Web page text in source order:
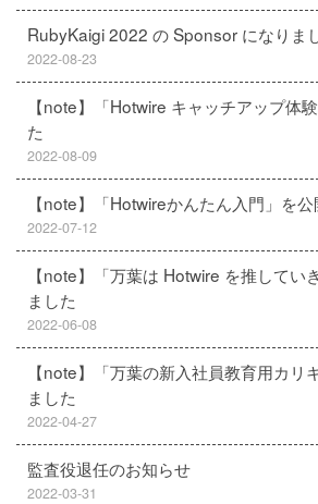
RubyKaigi 2022 の Sponsor になりま
2022-08-23
【note】「Hotwire キャッチアップ体
た
2022-08-09
【note】「Hotwireかんたん入門」を
2022-07-12
【note】「万葉は Hotwire を推してい
ました
2022-06-08
【note】「万葉の新入社員教育用カリ
ました
2022-04-27
監査役退任のお知らせ
2022-03-31